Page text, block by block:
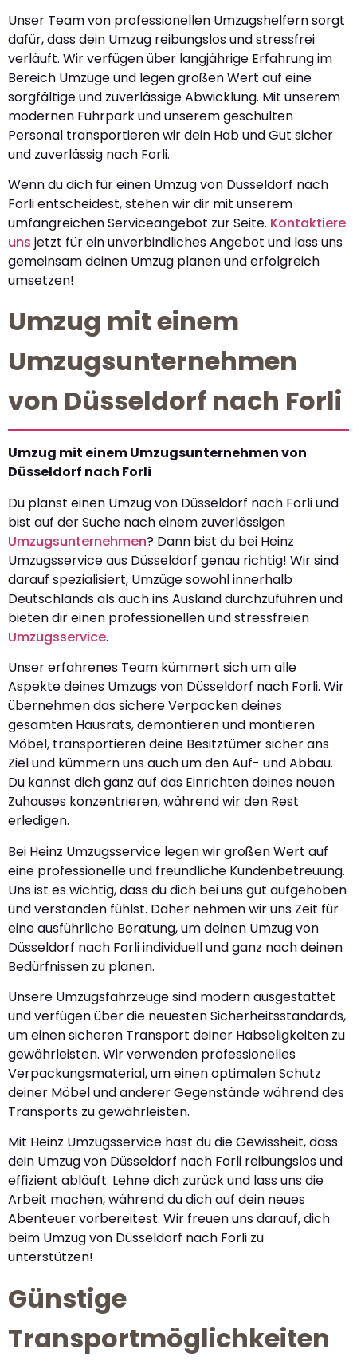
Unser Team von professionellen Umzugshelfern sorgt
dafür, dass dein Umzug reibungslos und stressfrei
verläuft. Wir verfügen über langjährige Erfahrung im
Bereich Umzüge und legen großen Wert auf eine
sorgfältige und zuverlässige Abwicklung. Mit unserem
modernen Fuhrpark und unserem geschulten
Personal transportieren wir dein Hab und Gut sicher
und zuverlässig nach Forli.
Wenn du dich für einen Umzug von Düsseldorf nach
Forli entscheidest, stehen wir dir mit unserem
umfangreichen Serviceangebot zur Seite. Kontaktiere
uns jetzt für ein unverbindliches Angebot und lass uns
gemeinsam deinen Umzug planen und erfolgreich
umsetzen!
Umzug mit einem
Umzugsunternehmen
von Düsseldorf nach Forli
Umzug mit einem Umzugsunternehmen von
Düsseldorf nach Forli
Du planst einen Umzug von Düsseldorf nach Forli und
bist auf der Suche nach einem zuverlässigen
Umzugsunternehmen? Dann bist du bei Heinz
Umzugsservice aus Düsseldorf genau richtig! Wir sind
darauf spezialisiert, Umzüge sowohl innerhalb
Deutschlands als auch ins Ausland durchzuführen und
bieten dir einen professionellen und stressfreien
Umzugsservice.
Unser erfahrenes Team kümmert sich um alle
Aspekte deines Umzugs von Düsseldorf nach Forli. Wir
übernehmen das sichere Verpacken deines
gesamten Hausrats, demontieren und montieren
Möbel, transportieren deine Besitztümer sicher ans
Ziel und kümmern uns auch um den Auf- und Abbau.
Du kannst dich ganz auf das Einrichten deines neuen
Zuhauses konzentrieren, während wir den Rest
erledigen.
Bei Heinz Umzugsservice legen wir großen Wert auf
eine professionelle und freundliche Kundenbetreuung.
Uns ist es wichtig, dass du dich bei uns gut aufgehoben
und verstanden fühlst. Daher nehmen wir uns Zeit für
eine ausführliche Beratung, um deinen Umzug von
Düsseldorf nach Forli individuell und ganz nach deinen
Bedürfnissen zu planen.
Unsere Umzugsfahrzeuge sind modern ausgestattet
und verfügen über die neuesten Sicherheitsstandards,
um einen sicheren Transport deiner Habseligkeiten zu
gewährleisten. Wir verwenden professionelles
Verpackungsmaterial, um einen optimalen Schutz
deiner Möbel und anderer Gegenstände während des
Transports zu gewährleisten.
Mit Heinz Umzugsservice hast du die Gewissheit, dass
dein Umzug von Düsseldorf nach Forli reibungslos und
effizient abläuft. Lehne dich zurück und lass uns die
Arbeit machen, während du dich auf dein neues
Abenteuer vorbereitest. Wir freuen uns darauf, dich
beim Umzug von Düsseldorf nach Forli zu
unterstützen!
Günstige
Transportmöglichkeiten